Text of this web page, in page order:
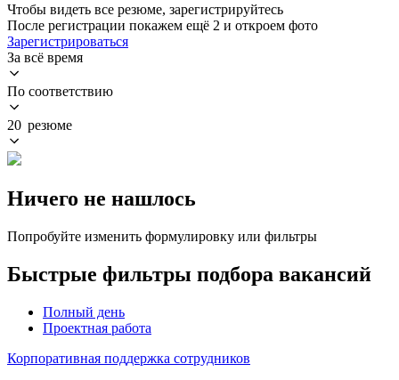
Чтобы видеть все резюме, зарегистрируйтесь
После регистрации покажем ещё 2 и откроем фото
Зарегистрироваться
За всё время
По соответствию
20 резюме
Ничего не нашлось
Попробуйте изменить формулировку или фильтры
Быстрые фильтры подбора вакансий
Полный день
Проектная работа
Корпоративная поддержка сотрудников